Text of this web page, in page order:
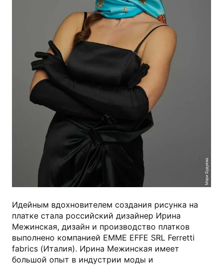
Мэри Будуева
Идейным вдохновителем создания рисунка на
платке стала российский дизайнер Ирина
Межинская, дизайн и производство платков
выполнено компанией EMME EFFE SRL Ferretti
fabrics (Италия). Ирина Межинская имеет
большой опыт в индустрии моды и